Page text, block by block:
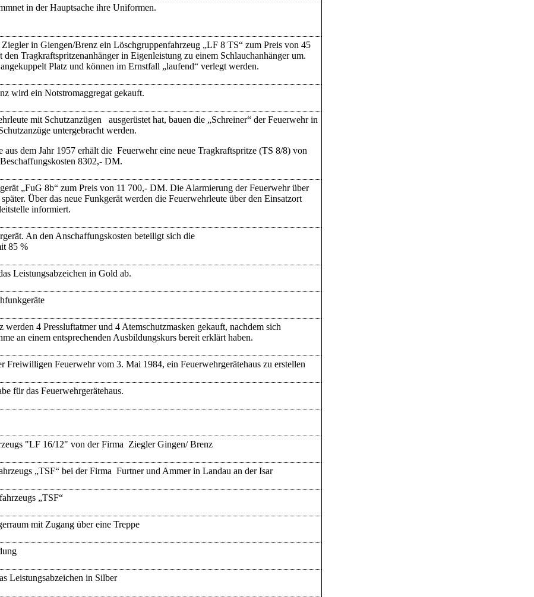
in der Hauptsache ihre Uniformen.
in Giengen/Brenz ein Löschgruppenfahrzeug „LF 8 TS“ zum Preis von 45
Tragkraftspritzenanhänger in Eigenleistung zu einem Schlauchanhänger um.
Platz und können im Ernstfall „laufend“ verlegt werden.
wird ein Notstromaggregat gekauft.
mit Schutzanzügen ausgerüstet hat, bauen die „Schreiner“ der Feuerwehr in
untergebracht werden.
dem Jahr 1957 erhält die Feuerwehr eine neue Tragkraftspritze (TS 8/8) von
8302,- DM.
„FuG 8b“ zum Preis von 11 700,- DM. Die Alarmierung der Feuerwehr über
Über das neue Funkgerät werden die Feuerwehrleute über den Einsatzort
informiert.
An den Anschaffungskosten beteiligt sich die
85 %
Leistungsabzeichen in Gold ab.
4 Pressluftatmer und 4 Atemschutzmasken gekauft, nachdem sich
an einem entsprechenden Ausbildungskurs bereit erklärt haben.
Freiwilligen Feuerwehr vom 3. Mai 1984, ein Feuerwehrgerätehaus zu erstellen
für das Feuerwehrgerätehaus.
"LF 16/12" von der Firma Ziegler Gingen/ Brenz
„TSF“ bei der Firma Furtner und Ammer in Landau an der Isar
„TSF“
mit Zugang über eine Treppe
Leistungsabzeichen in Silber